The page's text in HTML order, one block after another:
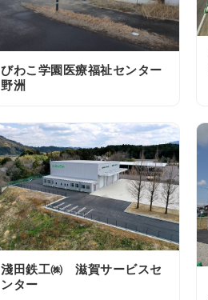
びわこ学園医療福祉センター
野洲
淺田鉄工㈱ 滋賀サービスセ
ンター